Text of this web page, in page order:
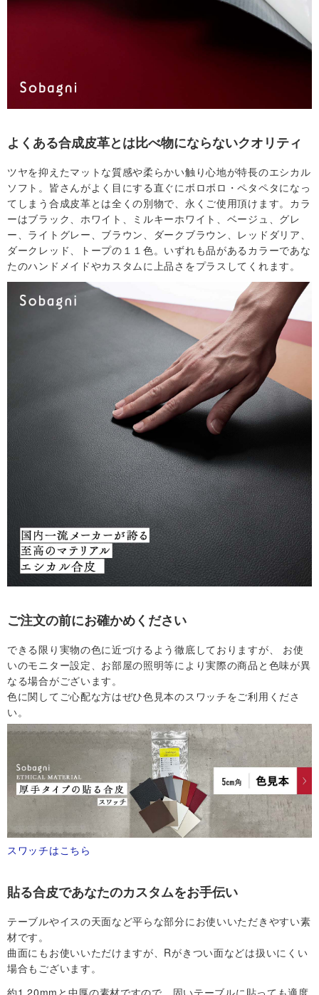
P
へ
戻
る
よくある合成皮革とは比べ物にならないクオリティ
ツヤを抑えたマットな質感や柔らかい触り心地が特長のエシカル
ソフト。皆さんがよく目にする直ぐにボロボロ・ペタペタになっ
てしまう合成皮革とは全くの別物で、永くご使用頂けます。カラ
ーはブラック、ホワイト、ミルキーホワイト、ベージュ、グレ
ー、ライトグレー、ブラウン、ダークブラウン、レッドダリア、
ダークレッド、トープの１１色。いずれも品があるカラーであな
たのハンドメイドやカスタムに上品さをプラスしてくれます。
ご注文の前にお確かめください
できる限り実物の色に近づけるよう徹底しておりますが、 お使
いのモニター設定、お部屋の照明等により実際の商品と色味が異
なる場合がございます。
色に関してご心配な方はぜひ色見本のスワッチをご利用くださ
い。
スワッチはこちら
貼る合皮であなたのカスタムをお手伝い
テーブルやイスの天面など平らな部分にお使いいただきやすい素
材です。
曲面にもお使いいただけますが、Rがきつい面などは扱いにくい
場合もございます。